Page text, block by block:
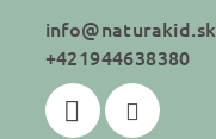
info@naturakid.sk
+421944638380